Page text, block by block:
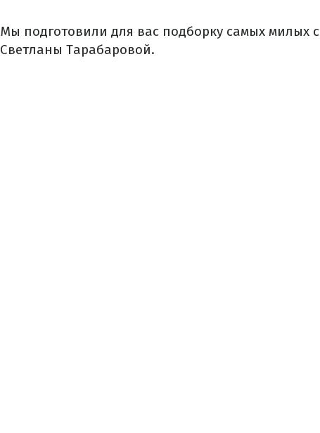
Мы подготовили для вас подборку самых милых
Светланы Тарабаровой.